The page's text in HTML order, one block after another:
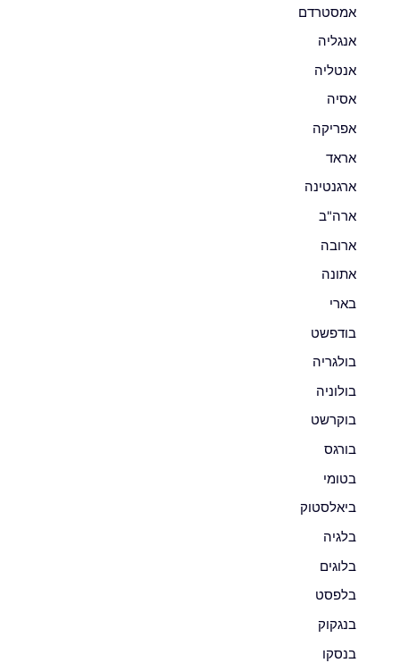
אמסטרדם
אנגליה
אנטליה
אסיה
אפריקה
אראד
ארגנטינה
ארה"ב
ארובה
אתונה
בארי
בודפשט
בולגריה
בולוניה
בוקרשט
בורגס
בטומי
ביאלסטוק
בלגיה
בלוגים
בלפסט
בנגקוק
בנסקו